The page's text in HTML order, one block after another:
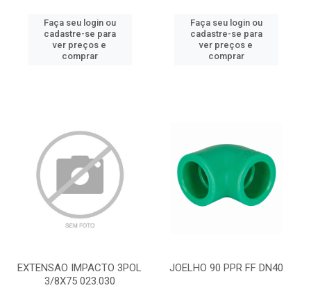
Faça seu login ou
cadastre-se para
ver preços e
comprar
Faça seu login ou
cadastre-se para
ver preços e
comprar
EXTENSAO IMPACTO 3POL
3/8X75 023.030
JOELHO 90 PPR FF DN40